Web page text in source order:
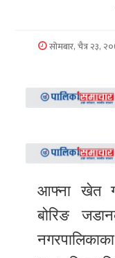
पालिका
अन्तरवार्ता
समाचार
भिडियो
समाचार
अन्य
सोमबार, चैत्र २३,
आफ्ना खेत
बोरिङ